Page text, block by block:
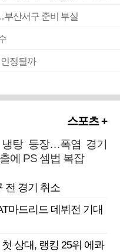
산서구 준비 부실
정될까
스포츠 +
탕 등장…폭염 경기
에 PS 셈법 복잡
전 경기 취소
마드리드 데뷔전 기대
상대, 랭킹 25위 에콰